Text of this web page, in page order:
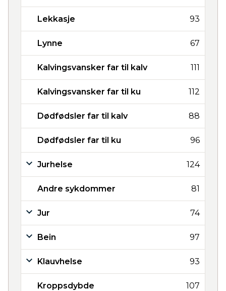
Lekkasje 93
Lynne 67
Kalvingsvansker far til kalv 111
Kalvingsvansker far til ku 112
Dødfødsler far til kalv 88
Dødfødsler far til ku 96
Jurhelse 124
Andre sykdommer 81
Jur 74
Bein 97
Klauvhelse 93
Kroppsdybde 107